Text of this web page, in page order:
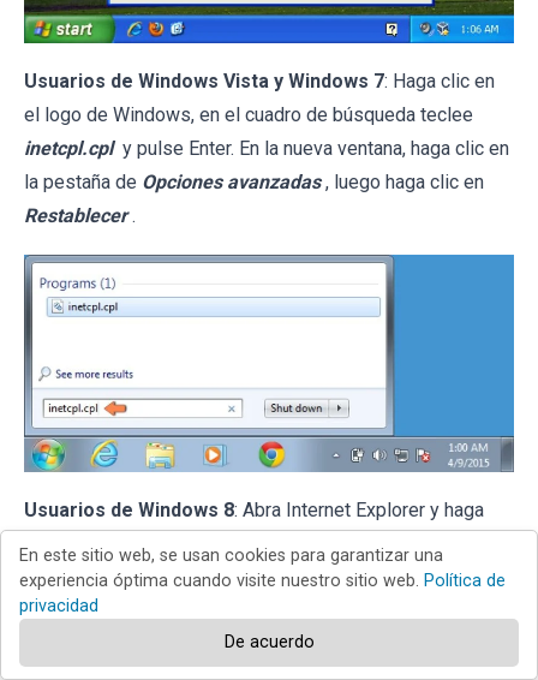
Usuarios de Windows Vista y Windows 7: Haga clic en
el logo de Windows, en el cuadro de búsqueda teclee
inetcpl.cpl y pulse Enter. En la nueva ventana, haga clic en
la pestaña de Opciones avanzadas , luego haga clic en
Restablecer .
Usuarios de Windows 8: Abra Internet Explorer y haga
clic en el icono de la
ruedecita . Seleccione
Internet .
En este sitio web, se usan cookies para garantizar una
experiencia óptima cuando visite nuestro sitio web. Política de
privacidad
De acuerdo